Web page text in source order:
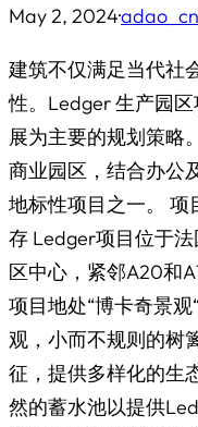
May 2, 2024·adao_cn
建筑不仅满足当代社
性。Ledger 生产园
展为主要的规划策略
商业园区，结合办公
地标性项目之一。 项
存 Ledger项目位于
区中心，紧邻A20和
项目地处“博卡奇景
观，小而不规则的树
征，提供多样化的生
然的蓄水池以提供